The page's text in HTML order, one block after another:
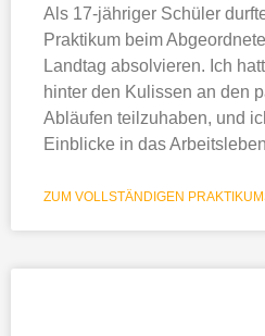
Als 17-jähriger Schüler
Praktikum beim
Landtag absolvieren. Ich
hinter den Kulissen an den
Abläufen teilzuhaben, und
Einblicke in das
ZUM VOLLSTÄNDIGEN